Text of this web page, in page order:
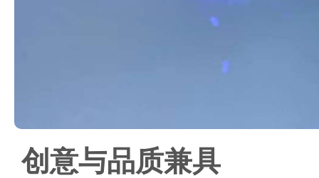
创意与品质兼具